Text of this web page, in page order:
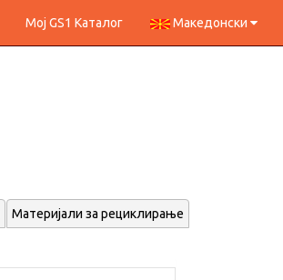
Мој GS1 Каталог Македонски
Материјали за рециклирање